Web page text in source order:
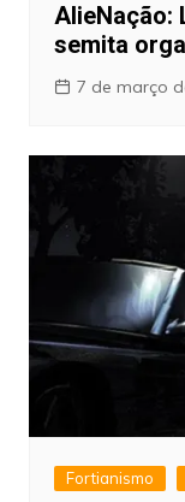
AlieNação:
semita
7 de março
Fortianismo